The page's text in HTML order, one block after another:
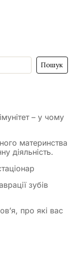
Пошук
– у чому
материнства
діяльність.
зубів
про які вас